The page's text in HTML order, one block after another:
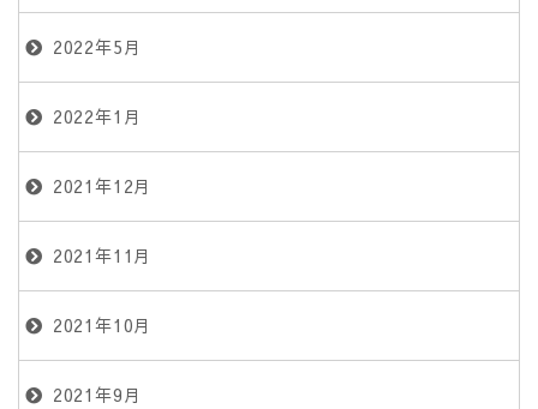
2022年5月
2022年1月
2021年12月
2021年11月
2021年10月
2021年9月